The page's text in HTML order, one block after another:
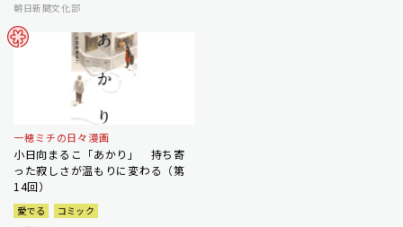
朝日新聞文化部
一穂ミチの日々漫画
小日向まるこ「あかり」 持ち寄
った寂しさが温もりに変わる（第
14回）
愛でる
コミック